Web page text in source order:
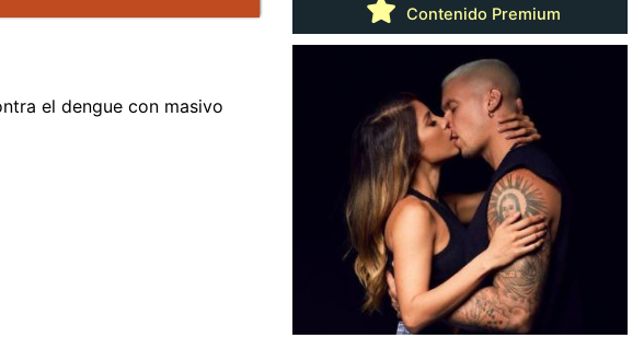
el dengue con masivo
Contenido Premium